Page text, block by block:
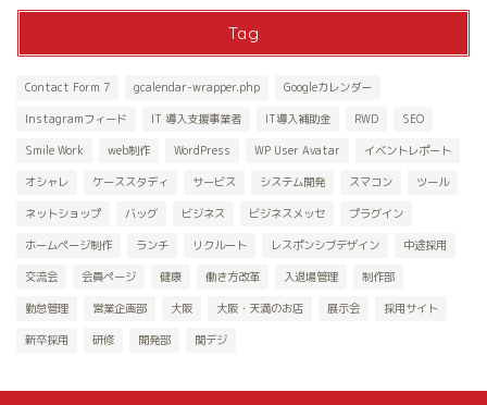
Tag
Contact Form 7 gcalendar-wrapper.php Googleカレンダー
Instagramフィード IT 導入支援事業者 IT導入補助金 RWD SEO
Smile Work web制作 WordPress WP User Avatar イベントレポート
オシャレ ケーススタディ サービス システム開発 スマコン ツール
ネットショップ バッグ ビジネス ビジネスメッセ プラグイン
ホームページ制作 ランチ リクルート レスポンシブデザイン 中途採用
交流会 会員ページ 健康 働き方改革 入退場管理 制作部
勤怠管理 営業企画部 大阪 大阪・天満のお店 展示会 採用サイト
新卒採用 研修 開発部 関デジ